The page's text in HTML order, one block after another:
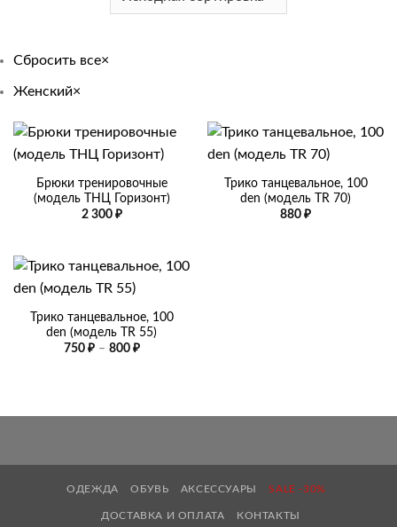
Сбросить все×
Женский×
Брюки тренировочные
(модель ТНЦ Горизонт)
2 300 ₽
Трико танцевальное, 100
den (модель TR 70)
880 ₽
Трико танцевальное, 100
den (модель TR 55)
750 ₽ – 800 ₽Диапазон
ОДЕЖДА ОБУВЬ АКСЕССУАРЫ SALE -30%
ДОСТАВКА И ОПЛАТА КОНТАКТЫ